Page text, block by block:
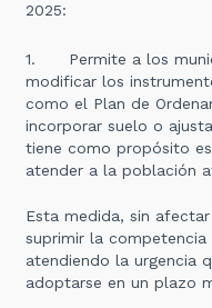
2025:
1. Permite a los
modificar los
como el Plan de
incorporar suelo o
tiene como propósito
atender a la población
Esta medida, sin
suprimir la
atendiendo la urgencia
adoptarse en un plazo